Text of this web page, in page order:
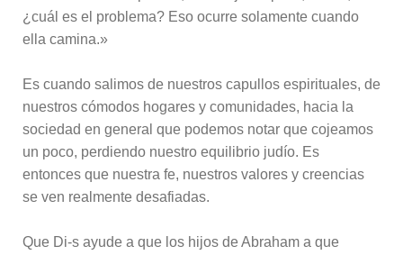
¿cuál es el problema? Eso ocurre solamente cuando
ella camina.»
Es cuando salimos de nuestros capullos espirituales, de
nuestros cómodos hogares y comunidades, hacia la
sociedad en general que podemos notar que cojeamos
un poco, perdiendo nuestro equilibrio judío. Es
entonces que nuestra fe, nuestros valores y creencias
se ven realmente desafiadas.
Que Di-s ayude a que los hijos de Abraham a que